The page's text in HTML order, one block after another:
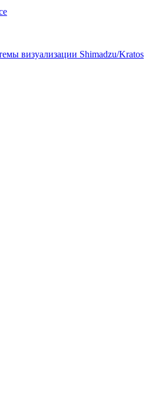
визуализации Shimadzu/Kratos